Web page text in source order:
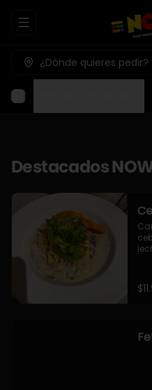
Abrir menu de navegación
¿Dónde quieres pedir?
Destacados